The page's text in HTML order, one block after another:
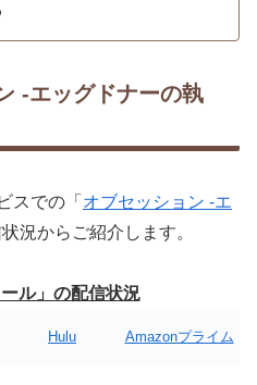
-エッグドナーの執
スでの「 オブセッション -エ
状況からご紹介します。
ル」の配信状況
Hulu Amazonプライム